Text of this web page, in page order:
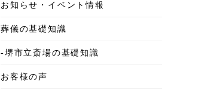
2025年10月
2025年9月
2025年8月
2025年7月
お知らせ・イベント情報
葬儀の基礎知識
-堺市立斎場の基礎知識
お客様の声